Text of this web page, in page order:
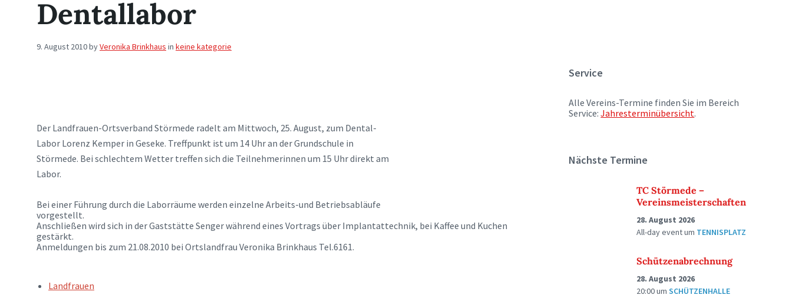
Dentallabor
9. August 2010byVeronika Brinkhaus in keine kategorie
Der Landfrauen-Ortsverband Störmede radelt am Mittwoch, 25. August, zum Dental-
Labor Lorenz Kemper in Geseke. Treffpunkt ist um 14 Uhr an der Grundschule in
Störmede. Bei schlechtem Wetter treffen sich die Teilnehmerinnen um 15 Uhr direkt am
Labor.
Bei einer Führung durch die Laborräume werden einzelne Arbeits-und Betriebsabläufe
vorgestellt.
Anschließen wird sich in der Gaststätte Senger während eines Vortrags über Implantattechnik, bei Kaffee und Kuchen
gestärkt.
Anmeldungen bis zum 21.08.2010 bei Ortslandfrau Veronika Brinkhaus Tel.6161.
TAGS:Landfrauen
Service
Alle Vereins-Termine finden Sie im Bereich
Service:Jahresterminübersicht.
Nächste Termine
TC Störmede –
Vereinsmeisterschaften
28. August 2026
All-day eventum TENNISPLATZ
Schützenabrechnung
28. August 2026
20:00umSCHÜTZENHALLE